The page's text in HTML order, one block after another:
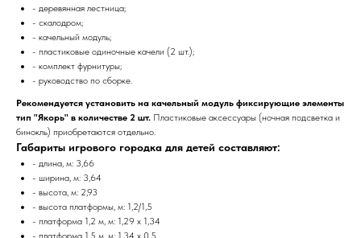
- деревянная лестница;
- скалодром;
- качельный модуль;
- пластиковые одиночные качели (2 шт.);
- комплект фурнитуры;
- руководство по сборке.
Рекомендуется установить на качельный модуль фиксирующие элементы
тип "Якорь" в количестве 2 шт. Пластиковые аксессуары (ночная подсветка и
бинокль) приобретаются отдельно.
Габариты игрового городка для детей составляют:
- длина, м: 3,66
- ширина, м: 3,64
- высота, м: 2,93
- высота платформы, м: 1,2/1,5
- платформа 1,2 м, м: 1,29 x 1,34
- платформа 1,5 м, м: 1,34 x 0,5